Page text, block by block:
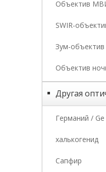
Объектив
SWIR-
Зум-объектив
Объектив
Другая
Германий / Ge
халькогенид
Сапфир